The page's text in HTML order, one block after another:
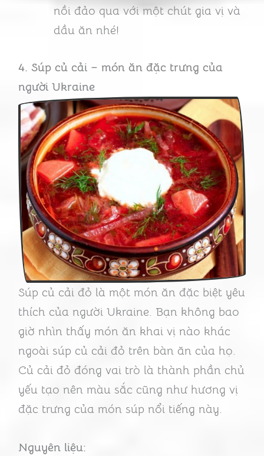
nồi đảo qua với một chút gia vị và
dầu ăn nhé!
4. Súp củ cải – món ăn đặc trưng của
người Ukraine
Súp củ cải đỏ là một món ăn đặc biệt yêu
thích của người Ukraine. Bạn không bao
giờ nhìn thấy món ăn khai vị nào khác
ngoài súp củ cải đỏ trên bàn ăn của họ.
Củ cải đỏ đóng vai trò là thành phần chủ
yếu tạo nên màu sắc cũng như hương vị
đặc trưng của món súp nổi tiếng này.
Nguyên liệu: